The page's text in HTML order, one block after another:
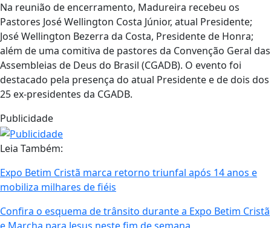
Na reunião de encerramento, Madureira recebeu os
Pastores José Wellington Costa Júnior, atual Presidente;
José Wellington Bezerra da Costa, Presidente de Honra;
além de uma comitiva de pastores da Convenção Geral das
Assembleias de Deus do Brasil (CGADB). O evento foi
destacado pela presença do atual Presidente e de dois dos
25 ex-presidentes da CGADB.
Publicidade
Leia Também:
Expo Betim Cristã marca retorno triunfal após 14 anos e
mobiliza milhares de fiéis
Confira o esquema de trânsito durante a Expo Betim Cristã